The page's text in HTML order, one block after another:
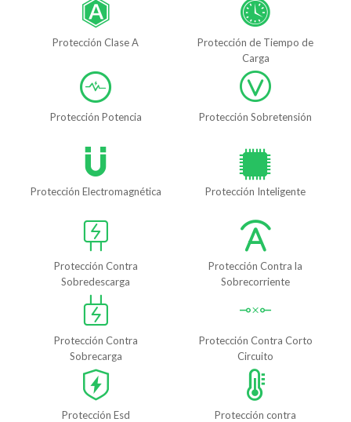
Protección Clase A
Protección de Tiempo de
Carga
Protección Potencia Protección Sobretensión
Protección Electromagnética Protección Inteligente
Protección Contra
Sobredescarga
Protección Contra la
Sobrecorriente
Protección Contra
Sobrecarga
Protección Contra Corto
Circuito
Protección Esd
Protección contra